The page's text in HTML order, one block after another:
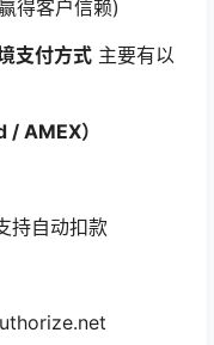
得客户信赖)
支付方式 主要有以
AMEX）
持自动扣款